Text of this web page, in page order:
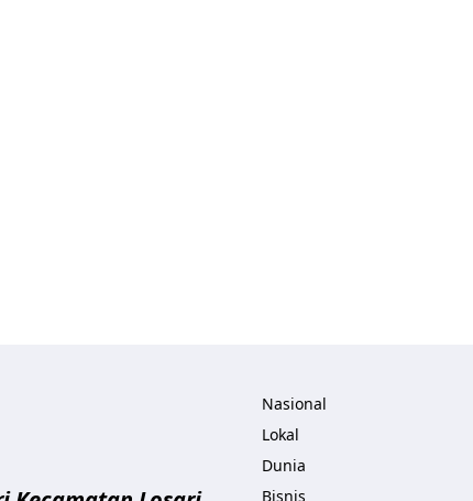
Nasional
Lokal
Dunia
Bisnis